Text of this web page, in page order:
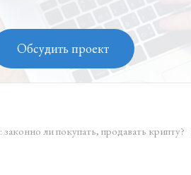
Обсудить проект
ли покупать, продавать крипту?